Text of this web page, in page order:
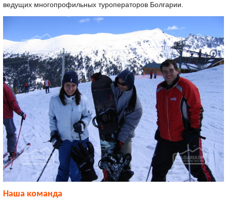
ведущих многопрофильных туроператоров Болгарии.
Наша команда